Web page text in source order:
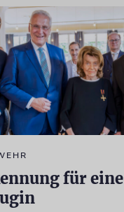
für eine